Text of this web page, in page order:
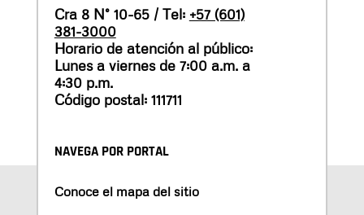
Cra 8 N° 10-65 / Tel: +57 (601)
381-3000
Horario de atención al público:
Lunes a viernes de 7:00 a.m. a
4:30 p.m.
Código postal: 111711
NAVEGA POR PORTAL
Conoce el mapa del sitio